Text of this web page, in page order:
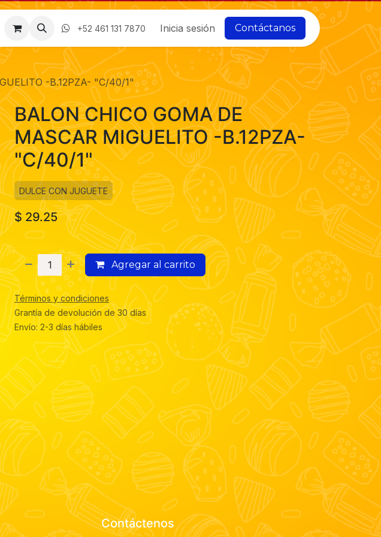
Nosotros
+52 461 131 7870 Inicia sesión Contáctanos
-B.12PZA- "C/40/1"
BALON CHICO GOMA DE
MASCAR MIGUELITO -B.12PZA-
"C/40/1"
DULCE CON JUGUETE
$ 29.25
Agregar al carrito
Términos y condiciones
Grantía de devolución de 30 días
Envío: 2-3 días hábiles
Contáctenos